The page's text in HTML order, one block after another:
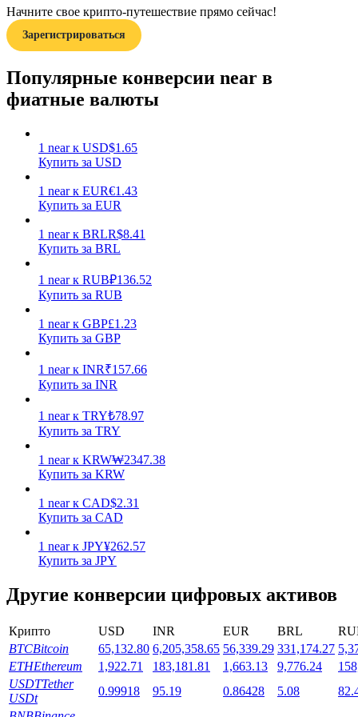
Силовая свинья
Стейкинг
Высокая прибыль и мгновенный доступ
Launchpool
Гибкая ставка для заработка популярных токенов
Начните свое крипто-путешествие прямо сейчас!
Зарегистрироваться
Популярные конверсии near в
фиатные валюты
1 near к USD$1.65
Купить за USD
1 near к EUR€1.43
Купить за EUR
1 near к BRLR$8.41
Купить за BRL
1 near к RUB₽136.52
Купить за RUB
1 near к GBP£1.23
Купить за GBP
1 near к INR₹157.66
Купить за INR
1 near к TRY₺78.97
Купить за TRY
1 near к KRW₩2347.38
Купить за KRW
1 near к CAD$2.31
Купить за CAD
1 near к JPY¥262.57
Купить за JPY
Другие конверсии цифровых активов
Крипто USD INR EUR BRL
BTCBitcoin 65,132.80 6,205,358.65 56,339.29 331,174.27
ETHEthereum 1,922.71 183,181.81 1,663.13 9,776.24
USDTTether
USDt
0.99918 95.19 0.86428 5.08